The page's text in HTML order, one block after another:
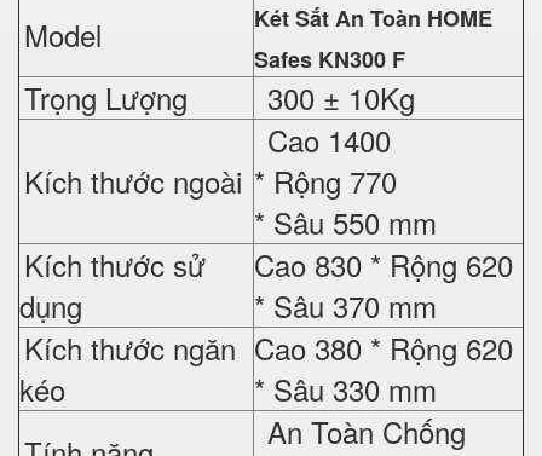
Model
Két Sắt An Toàn HOME
Safes KN300 F
Trọng Lượng
300 ± 10Kg
Kích thước ngoài
Cao 1400
* Rộng 770
* Sâu 550 mm
Kích thước sử
dụng
Cao 830 * Rộng 620
* Sâu 370 mm
Kích thước ngăn
kéo
Cao 380 * Rộng 620
* Sâu 330 mm
An Toàn Chống